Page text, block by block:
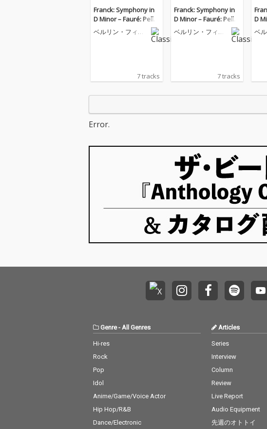
Franck: Symphony in
D Minor – Fauré: Pellé
as et Mélisande
ベルリン・フィル
7 tracks
Franck: Symphony in
D Minor – Fauré: Pellé
as et Mélisande
ベルリン・フィル
7 tracks
D
ベ
Error.
Genre- All Genres
Hi-res
Rock
Pop
Idol
Anime/Game/Voice Actor
Hip Hop/R&B
Dance/Electronic
Articles
Series
Interview
Column
Review
Live Report
Audio Equipment
先週のオトトイ